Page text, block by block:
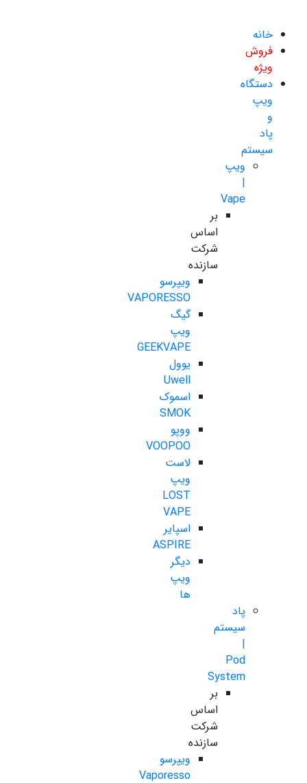
خانه
فروش
ویژه
دستگاه
ویپ
و
پاد
سیستم
ویپ
|
Vape
بر
اساس
شرکت
سازنده
ویپرسو
VAPORESSO
گیگ
ویپ
GEEKVAPE
یوول
Uwell
اسموک
SMOK
ووپو
VOOPOO
لاست
ویپ
LOST
VAPE
اسپایر
ASPIRE
دیگر
ویپ
ها
پاد
سیستم
|
Pod
System
بر
اساس
شرکت
سازنده
ویپرسو
Vaporesso